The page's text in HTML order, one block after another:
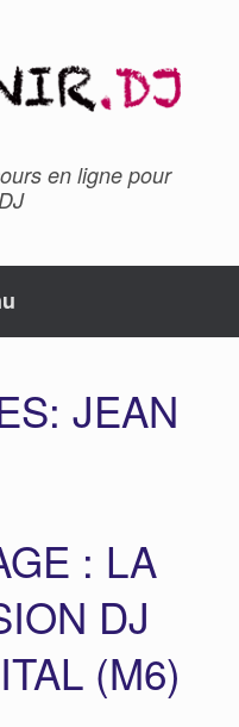
en ligne pour
JEAN
: LA
DJ
(M6)